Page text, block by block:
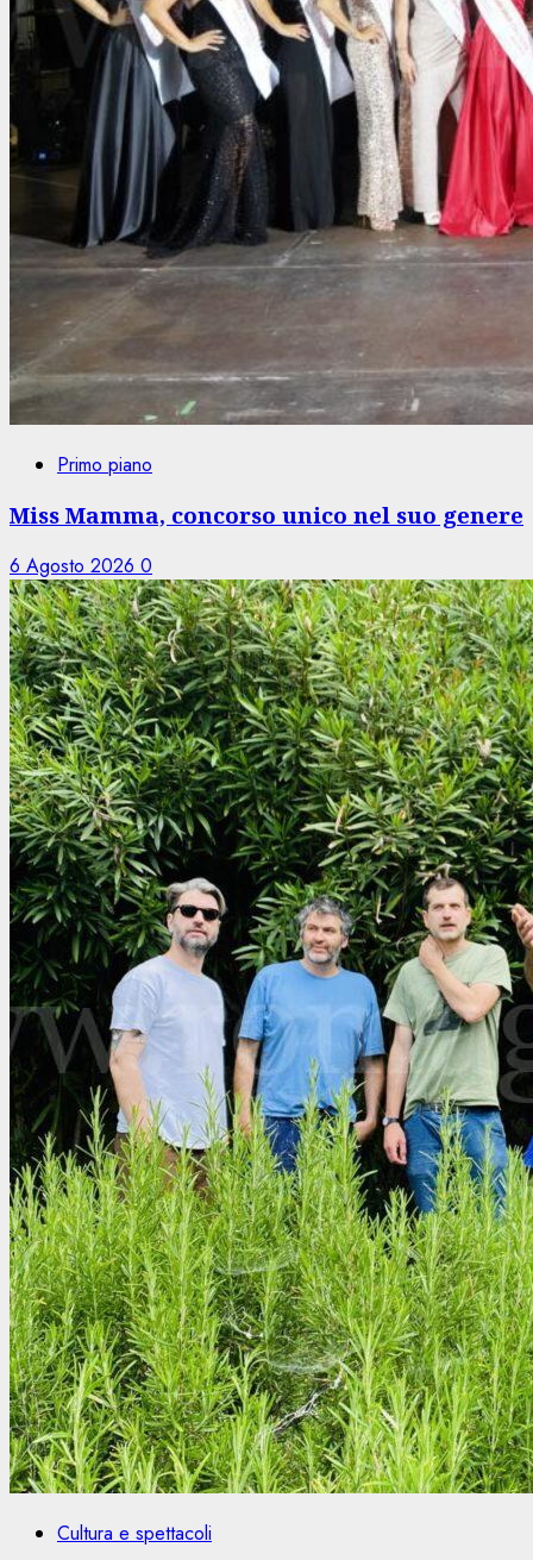
Primo piano
Miss Mamma, concorso unico nel suo genere
6 Agosto 2026 0
Cultura e spettacoli